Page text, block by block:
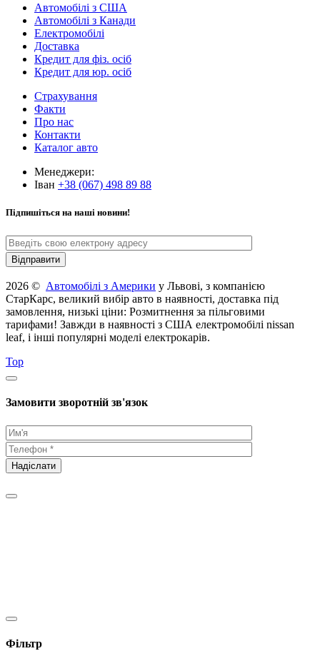
Автомобілі з США
Автомобілі з Канади
Електромобілі
Доставка
Кредит для фіз. осіб
Кредит для юр. осіб
Страхування
Факти
Про нас
Контакти
Каталог авто
Менеджери:
Іван +38 (067) 498 89 88
Підпишіться на наші новини!
2026 © Автомобілі з Америки у Львові, з компанією
СтарКарс, великий вибір авто в наявності, доставка під
замовлення, низькі ціни: Розмитнення за пільговими
тарифами! Завжди в наявності з США електромобілі nissan
leaf, і інші популярні моделі електрокарів.
Top
Замовити зворотній зв'язок
Фільтр